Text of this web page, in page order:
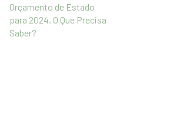
Orçamento de Estado
para 2024. O Que Precisa
Saber?